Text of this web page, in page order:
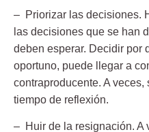
– Priorizar las decisiones.
las decisiones que se han
deben esperar. Decidir por
oportuno, puede llegar a
contraproducente. A veces,
tiempo de reflexión.
– Huir de la resignación. A